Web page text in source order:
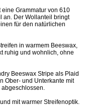
Grammatur von 610
an. Der Wollanteil bringt
für den natürlichen
in warmem Beeswax,
ruhig und wohnlich, ohne
Beeswax Stripe als Plaid
Ober- und Unterkante mit
abgeschlossen.
mit warmer Streifenoptik.